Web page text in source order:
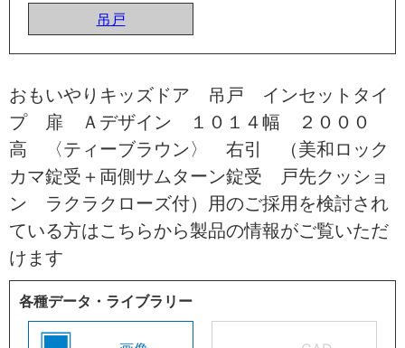
吊戸
おもいやりキッズドア 吊戸 インセットタイ
プ 扉 Ａデザイン １０１４幅 ２０００
高 〈ティーブラウン〉 右引 （美和ロック
カマ錠受＋両側サムターン錠受 戸先クッショ
ン ラクラクローズ付）用のご採用を検討され
ている方はこちらから製品の情報がご覧いただ
けます
各種データ・ライブラリー